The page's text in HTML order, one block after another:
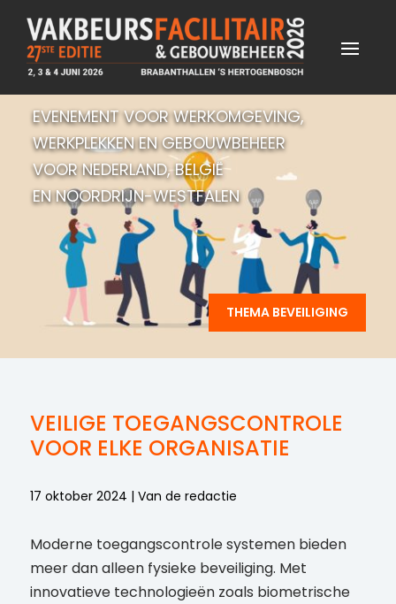
EVENEMENT VOOR WERKOMGEVING,
WERKPLEKKEN EN GEBOUWBEHEER
VOOR NEDERLAND, BELGIË
EN NOORDRIJN-WESTFALEN
THEMA BEVEILIGING
VEILIGE TOEGANGSCONTROLE
VOOR ELKE ORGANISATIE
17 oktober 2024 | Van de redactie
Moderne toegangscontrole systemen bieden
meer dan alleen fysieke beveiliging. Met
innovatieve technologieën zoals biometrische